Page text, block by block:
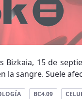
Bizkaia, 15 de
la sangre. Suele
BC4.09